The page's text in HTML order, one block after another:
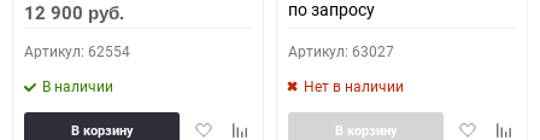
12 900 руб.
Артикул: 62554
В наличии
ДобавитьДобавить
В корзину
по запросу
Артикул: 63027
Нет в наличии
Добавить
В корзину